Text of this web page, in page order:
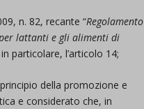
n. 82, recante “Regolamento
lattanti e gli alimenti di
in particolare, l’articolo 14;
della promozione e
e considerato che, in